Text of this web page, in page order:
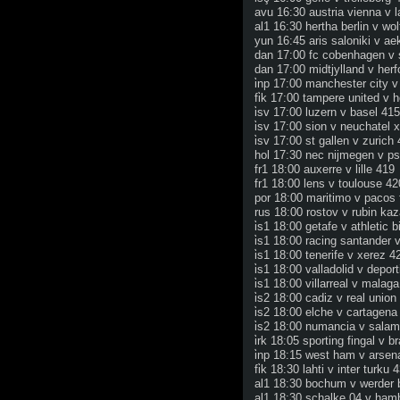
avu 16:30 austria vienna v
al1 16:30 hertha berlin v
yun 16:45 aris saloniki v
dan 17:00 fc cobenhagen v
dan 17:00 midtjylland v
i̇np 17:00 manchester city v
fi̇k 17:00 tampere united v
i̇sv 17:00 luzern v basel 415
i̇sv 17:00 sion v neuchatel
i̇sv 17:00 st gallen v zurich
hol 17:30 nec nijmegen v
fr1 18:00 auxerre v lille 419
fr1 18:00 lens v toulouse
por 18:00 maritimo v pacos
rus 18:00 rostov v rubin
i̇s1 18:00 getafe v athletic
i̇s1 18:00 racing santander
i̇s1 18:00 tenerife v xerez
i̇s1 18:00 valladolid v
i̇s1 18:00 villarreal v malaga
i̇s2 18:00 cadiz v real union
i̇s2 18:00 elche v cartagena
i̇s2 18:00 numancia v
i̇rk 18:05 sporting fingal v
i̇np 18:15 west ham v
fi̇k 18:30 lahti v inter turku
al1 18:30 bochum v werder